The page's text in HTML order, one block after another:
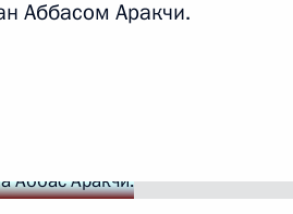
Аббасом Аракчи.